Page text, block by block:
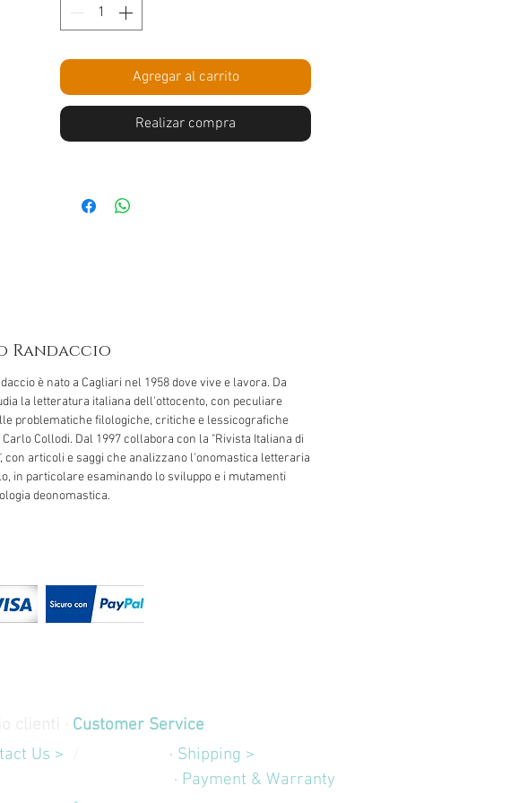
Agregar al carrito
Realizar compra
Randaccio
è nato a Cagliari nel 1958 dove vive e lavora. Da
la letteratura italiana dell'ottocento, con peculiare
problematiche filologiche, critiche e lessicografiche
Collodi. Dal 1997 collabora con la "Rivista Italiana di
con articoli e saggi che analizzano l'onomastica letteraria
in particolare esaminando lo sviluppo e i mutamenti
deonomastica.
Customer Service
Us >
· Shipping >
· Payment & Warranty